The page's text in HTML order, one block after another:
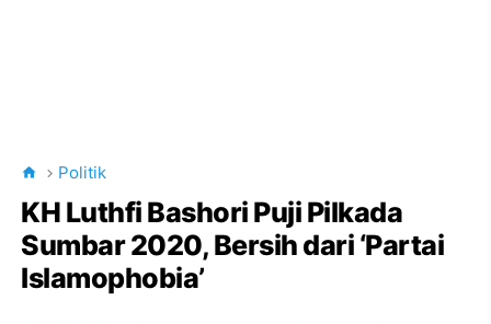
Politik
KH Luthfi Bashori Puji Pilkada
Sumbar 2020, Bersih dari ‘Partai
Islamophobia’